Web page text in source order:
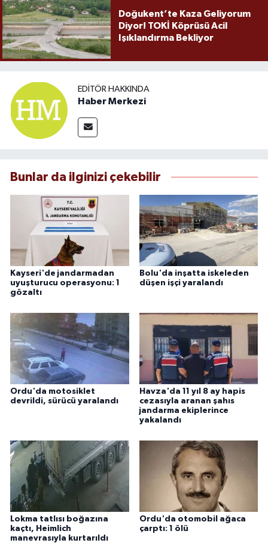
Doğukent’te Kaza Geliyorum
Diyor! TOKİ Köprüsü Acil
Işıklandırma Bekliyor
EDITÖR HAKKINDA
Haber Merkezi
Bunlar da ilginizi çekebilir
Kayseri'de jandarmadan
uyuşturucu operasyonu: 1
gözaltı
Bolu'da inşatta iskeleden
düşen işçi yaralandı
Ordu'da motosiklet
devrildi, sürücü yaralandı
Havza'da 11 yıl 8 ay hapis
cezasıyla aranan şahıs
jandarma ekiplerince
yakalandı
Lokma tatlısı boğazına
kaçtı, Heimlich
manevrasıyla kurtarıldı
Ordu'da otomobil ağaca
çarptı: 1 ölü